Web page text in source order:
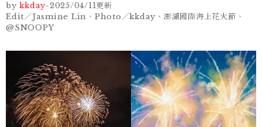
by kkday-2025/04/11更新
Edit／Jasmine Lin、Photo／kkday、澎湖國際海上花火節、
@SNOOPY